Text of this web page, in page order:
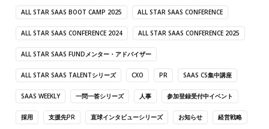
ALL STAR SAAS BOOT CAMP 2025 ALL STAR SAAS CONFERENCE
ALL STAR SAAS CONFERENCE 2024 ALL STAR SAAS CONFERENCE 2025
ALL STAR SAAS FUNDメンター・アドバイザー
ALL STAR SAAS TALENTシリーズ CXO PR SAAS CS集中講座
SAAS WEEKLY 一問一答シリーズ 人事 参加登録受付中イベント
採用 支援先PR 直球インタビューシリーズ お知らせ 経営戦略